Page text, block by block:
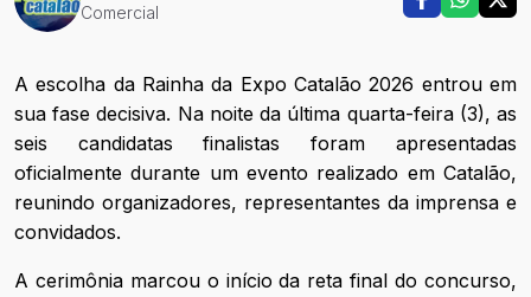
Comercial
A escolha da Rainha da Expo Catalão 2026 entrou em
sua fase decisiva. Na noite da última quarta-feira (3), as
seis candidatas finalistas foram apresentadas
oficialmente durante um evento realizado em Catalão,
reunindo organizadores, representantes da imprensa e
convidados.
A cerimônia marcou o início da reta final do concurso,